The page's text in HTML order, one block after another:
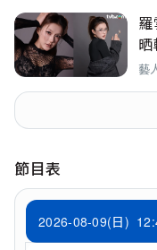
藝
節目表
2026-08-09(日)